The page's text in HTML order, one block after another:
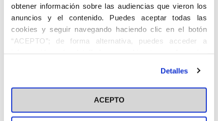
obtener información sobre las audiencias que vieron los
anuncios y el contenido. Puedes aceptar todas las
cookies y seguir navegando haciendo clic en el botón
“ACEPTO”; de forma alternativa, puedes acceder a
información más detallada y cambiar tus preferencias
en el botón "Personalizar". Para más información puedes
visitar nuestra Política de Cookies
Detalles
ACEPTO
Autor
Centro de
adscripción
Fecha de
nacimiento
01/01/1934
Lugar de
Fecha de
defunción
Lugar de
defunción